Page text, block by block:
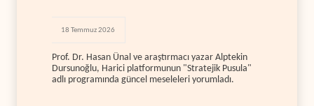
18 Temmuz 2026
Prof. Dr. Hasan Ünal ve araştırmacı yazar Alptekin
Dursunoğlu, Harici platformunun "Stratejik Pusula"
adlı programında güncel meseleleri yorumladı.